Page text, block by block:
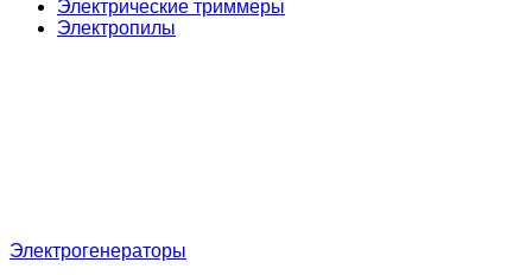
Электрические триммеры
Электропилы
Электрогенераторы